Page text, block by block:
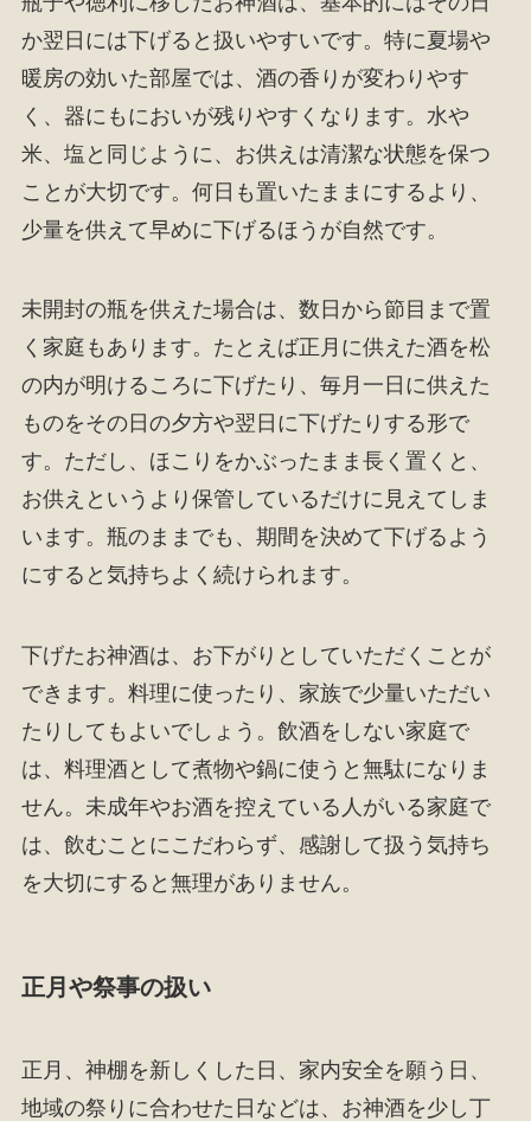
か翌日には下げると扱いやすいです。特に夏場や
暖房の効いた部屋では、酒の香りが変わりやす
く、器にもにおいが残りやすくなります。水や
米、塩と同じように、お供えは清潔な状態を保つ
ことが大切です。何日も置いたままにするより、
少量を供えて早めに下げるほうが自然です。
未開封の瓶を供えた場合は、数日から節目まで置
く家庭もあります。たとえば正月に供えた酒を松
の内が明けるころに下げたり、毎月一日に供えた
ものをその日の夕方や翌日に下げたりする形で
す。ただし、ほこりをかぶったまま長く置くと、
お供えというより保管しているだけに見えてしま
います。瓶のままでも、期間を決めて下げるよう
にすると気持ちよく続けられます。
下げたお神酒は、お下がりとしていただくことが
できます。料理に使ったり、家族で少量いただい
たりしてもよいでしょう。飲酒をしない家庭で
は、料理酒として煮物や鍋に使うと無駄になりま
せん。未成年やお酒を控えている人がいる家庭で
は、飲むことにこだわらず、感謝して扱う気持ち
を大切にすると無理がありません。
正月や祭事の扱い
正月、神棚を新しくした日、家内安全を願う日、
地域の祭りに合わせた日などは、お神酒を少し丁